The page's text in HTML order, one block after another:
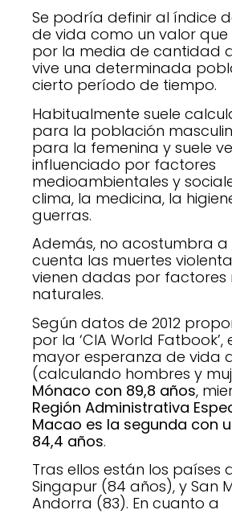
Se podría definir al índice
de vida como un valor
por la media de cantidad
vive una determinada
cierto período de tiempo.
Habitualmente suele
para la población
para la femenina y suele
influenciado por factores
medioambientales y
clima, la medicina, la
guerras.
Además, no acostumbra a
cuenta las muertes
vienen dadas por factores
naturales.
Según datos de 2012
por la ‘CIA World
mayor esperanza de vida
(calculando hombres y
Mónaco con 89,8 años,
Región Administrativa
Macao es la segunda con
84,4 años.
Tras ellos están los países
Singapur (84 años), y San
Andorra (83). En cuanto a